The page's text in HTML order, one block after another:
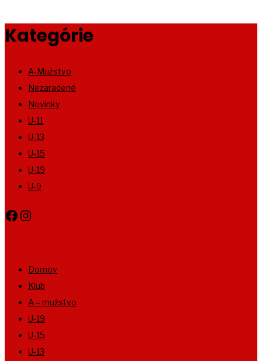
Kategórie
A-Mužstvo
Nezaradené
Novinky
U-11
U-13
U-15
U-19
U-9
Facebook
Instagram
Domov
Klub
A – mužstvo
U-19
U-15
U-13